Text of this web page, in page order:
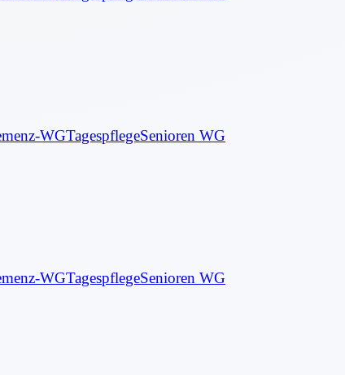
WGTagespflegeSenioren WG
WGTagespflegeSenioren WG